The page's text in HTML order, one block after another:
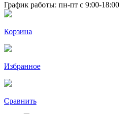
График работы: пн-пт с 9:00-18:00
Корзина
Избранное
Сравнить